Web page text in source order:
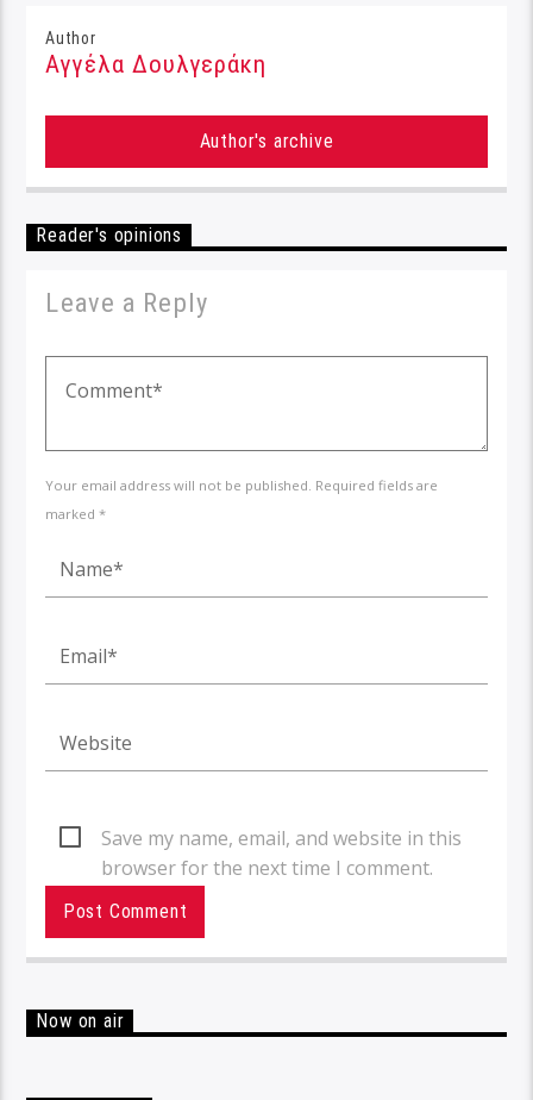
Author
Αγγέλα Δουλγεράκη
Author's archive
Reader's opinions
Leave a Reply
Your email address will not be published. Required fields are
marked *
Save my name, email, and website in this
browser for the next time I comment.
Now on air